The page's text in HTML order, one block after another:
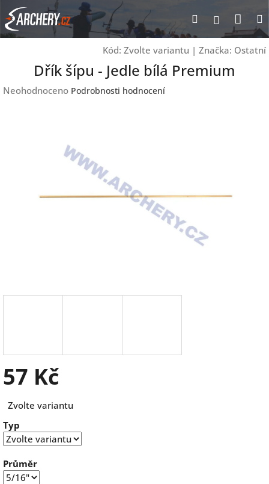
Přejít
na
obsah
Hledat
Kód: Zvolte variantu | Značka: Ostatní
Dřík šípu - Jedle bílá Premium
Průměrné
Neohodnoceno Podrobnosti hodnocení
57 Kč
cena:
Zvolte variantu
Typ
Průměr